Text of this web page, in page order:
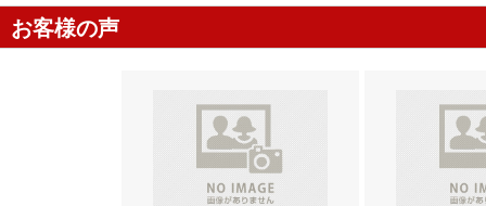
お客様の声